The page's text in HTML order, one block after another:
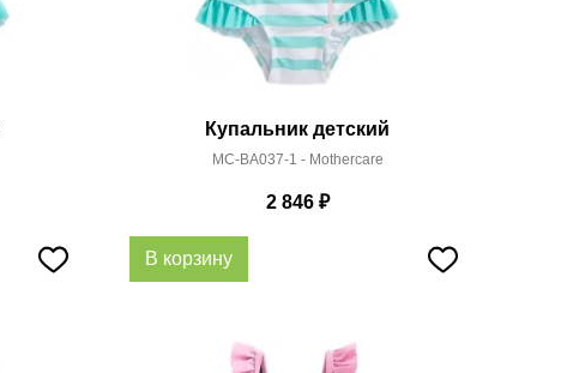
Купальник детский
MC-BA037-1 - Mothercare
2 846₽
В корзину